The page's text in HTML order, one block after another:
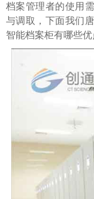
档案管理者的使用
与调取，下面我们
智能档案柜有哪些优